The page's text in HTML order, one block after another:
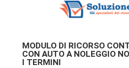
MODULO DI RICORSO
CON AUTO A NOLEGGIO
I TERMINI